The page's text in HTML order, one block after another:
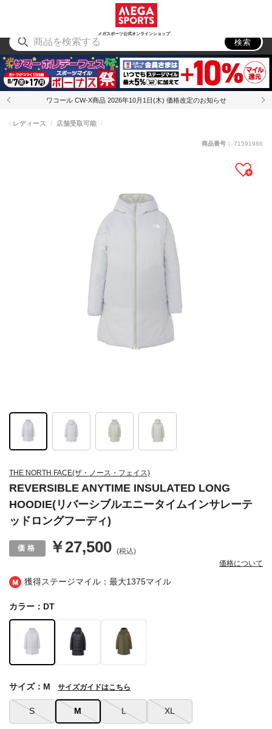
メガスポーツ公式オンラインショップ
アウトドア
検索
ワコール CW-X商品 2026年10月1日(木) 価格改定のお知らせ
獲得ステージマイル：最大1375マイル
THE NORTH FACE(ザ・ノース・フェイス)
REVERSIBLE ANYTIME INSULATED LONG
HOODIE(リバーシブルエニータイムインサレーテ
ッドロングフーディ)
レディース 店舗受取可能
￥27,500 (税込)
価格について
商品番号： 71591986
カラー：DT
S M L XL
サイズ：M サイズガイドはこちら